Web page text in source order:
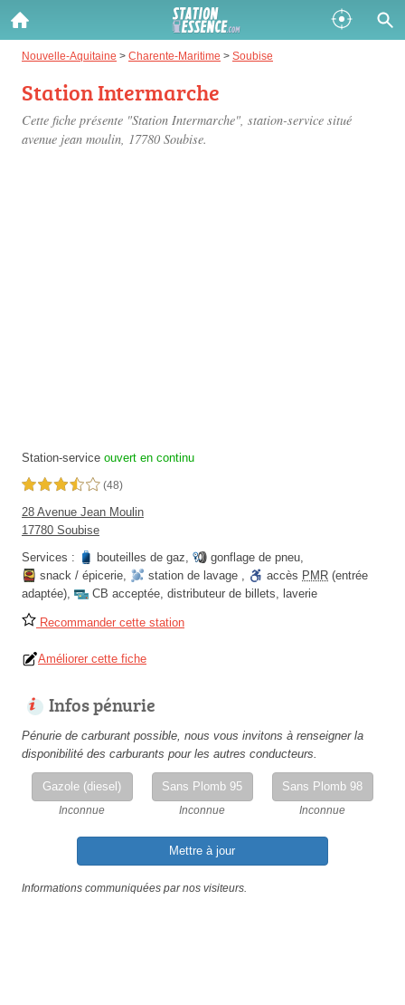
Nouvelle-Aquitaine > Charente-Maritime > Soubise
Station Intermarche
Cette fiche présente "Station Intermarche", station-service situé
avenue jean moulin, 17780 Soubise.
Station-service ouvert en continu
3,5 étoiles sur 5 (48)
28 Avenue Jean Moulin
17780 Soubise
Services :
bouteilles de gaz, gonflage de pneu,
snack / épicerie, station de lavage , accès PMR (entrée
adaptée), CB acceptée, distributeur de billets, laverie
Recommander cette station
Améliorer cette fiche
Infos pénurie
Pénurie de carburant possible, nous vous invitons à renseigner la
disponibilité des carburants pour les autres conducteurs.
Gazole (diesel)
Inconnue
Sans Plomb 95
Inconnue
Sans Plomb 98
Inconnue
Mettre à jour
Informations communiquées par nos visiteurs.
Gazole :
Disponible
SP 98 :